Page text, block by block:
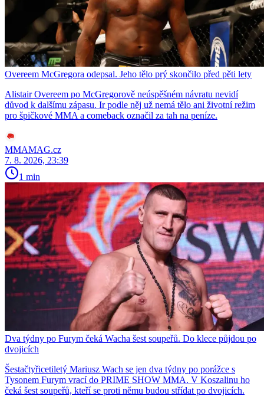
Overeem McGregora odepsal. Jeho tělo prý skončilo před pěti lety
Alistair Overeem po McGregorově neúspěšném návratu nevidí
důvod k dalšímu zápasu. Ir podle něj už nemá tělo ani životní režim
pro špičkové MMA a comeback označil za tah na peníze.
MMAMAG.cz
7. 8. 2026, 23:39
1 min
Dva týdny po Furym čeká Wacha šest soupeřů. Do klece půjdou po
dvojicích
Šestačtyřicetiletý Mariusz Wach se jen dva týdny po porážce s
Tysonem Furym vrací do PRIME SHOW MMA. V Koszalinu ho
čeká šest soupeřů, kteří se proti němu budou střídat po dvojicích.